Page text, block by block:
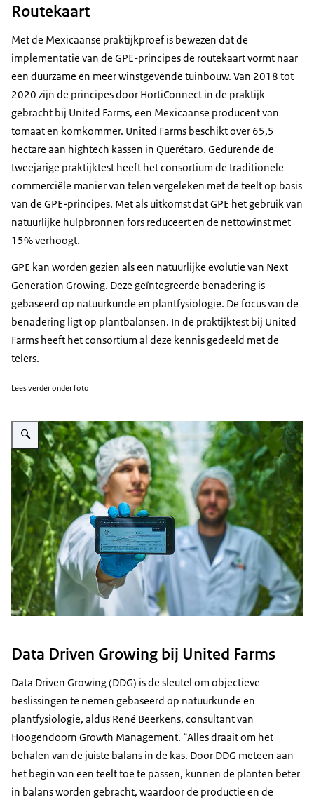
Routekaart
Met de Mexicaanse praktijkproef is bewezen dat de
implementatie van de GPE-principes de routekaart vormt naar
een duurzame en meer winstgevende tuinbouw. Van 2018 tot
2020 zijn de principes door HortiConnect in de praktijk
gebracht bij United Farms, een Mexicaanse producent van
tomaat en komkommer. United Farms beschikt over 65,5
hectare aan hightech kassen in Querétaro. Gedurende de
tweejarige praktijktest heeft het consortium de traditionele
commerciële manier van telen vergeleken met de teelt op basis
van de GPE-principes. Met als uitkomst dat GPE het gebruik van
natuurlijke hulpbronnen fors reduceert en de nettowinst met
15% verhoogt.
GPE kan worden gezien als een natuurlijke evolutie van Next
Generation Growing. Deze geïntegreerde benadering is
gebaseerd op natuurkunde en plantfysiologie. De focus van de
benadering ligt op plantbalansen. In de praktijktest bij United
Farms heeft het consortium al deze kennis gedeeld met de
telers.
Lees verder onder foto
Vergroot afbeelding Horticonnect
Data Driven Growing bij United Farms
Data Driven Growing(DDG) is de sleutel om objectieve
beslissingen te nemen gebaseerd op natuurkunde en
plantfysiologie, aldus René Beerkens, consultant van
Hoogendoorn Growth Management. “Alles draait om het
behalen van de juiste balans in de kas. Door DDG meteen aan
het begin van een teelt toe te passen, kunnen de planten beter
in balans worden gebracht, waardoor de productie en de